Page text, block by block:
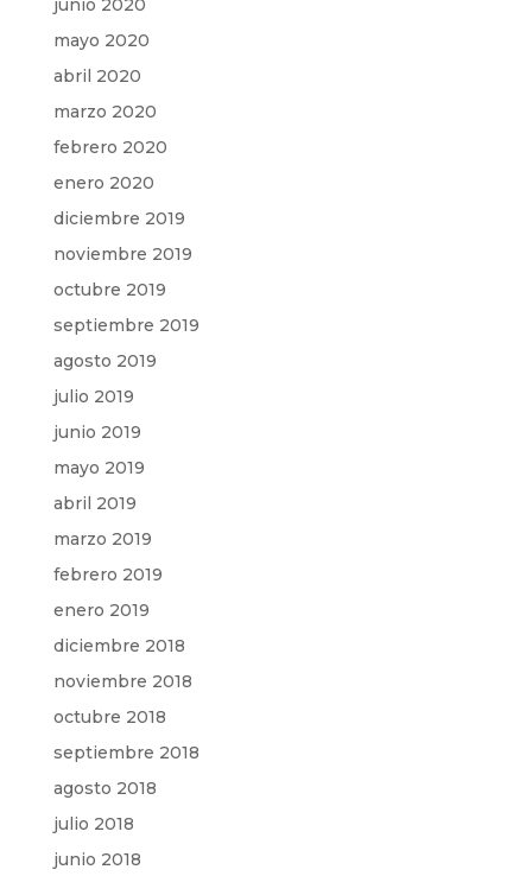
junio 2020
mayo 2020
abril 2020
marzo 2020
febrero 2020
enero 2020
diciembre 2019
noviembre 2019
octubre 2019
septiembre 2019
agosto 2019
julio 2019
junio 2019
mayo 2019
abril 2019
marzo 2019
febrero 2019
enero 2019
diciembre 2018
noviembre 2018
octubre 2018
septiembre 2018
agosto 2018
julio 2018
junio 2018